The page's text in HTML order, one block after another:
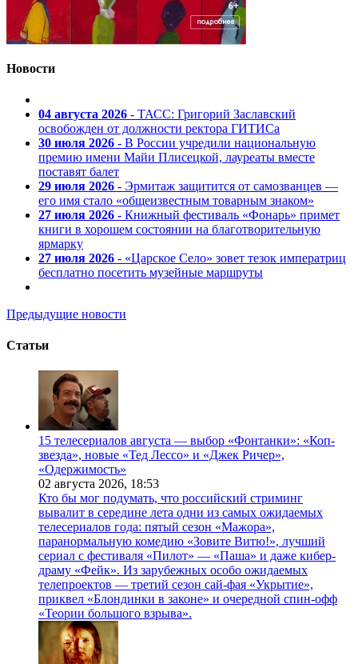
Новости
04 августа 2026 - ТАСС: Григорий Заславский
освобожден от должности ректора ГИТИСа
30 июля 2026 - В России учредили национальную
премию имени Майи Плисецкой, лауреаты вместе
поставят балет
29 июля 2026 - Эрмитаж защитится от самозванцев —
его имя стало «общеизвестным товарным знаком»
27 июля 2026 - Книжный фестиваль «Фонарь» примет
книги в хорошем состоянии на благотворительную
ярмарку
27 июля 2026 - «Царское Село» зовет тезок императриц
бесплатно посетить музейные маршруты
Предыдущие новости
Статьи
15 телесериалов августа — выбор «Фонтанки»: «Коп-
звезда», новые «Тед Лессо» и «Джек Ричер»,
«Одержимость»
02 августа 2026, 18:53
Кто бы мог подумать, что российский стриминг
вывалит в середине лета одни из самых ожидаемых
телесериалов года: пятый сезон «Мажора»,
паранормальную комедию «Зовите Витю!», лучший
сериал с фестиваля «Пилот» — «Паша» и даже кибер-
драму «Фейк». Из зарубежных особо ожидаемых
телепроектов — третий сезон сай-фая «Укрытие»,
приквел «Блондинки в законе» и очередной спин-офф
«Теории большого взрыва».